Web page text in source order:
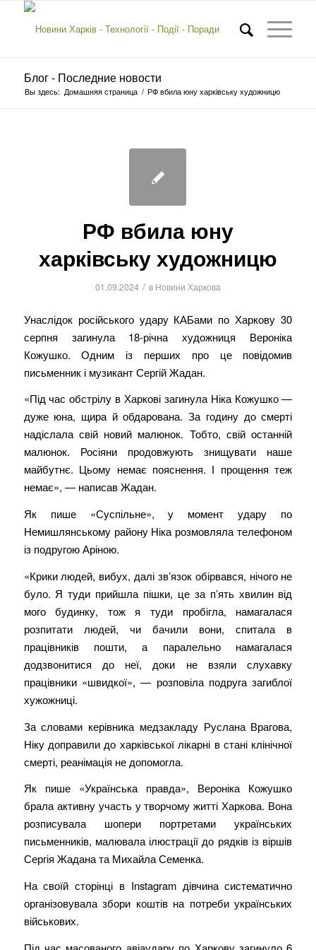
Блог - Последние новости
Вы здесь: Домашняя страница / РФ вбила юну харківську художницю
РФ вбила юну
харківську художницю
01.09.2024 / в Новини Харкова
Унаслідок російського удару КАБами по Харкову 30
серпня загинула 18-річна художниця Вероніка
Кожушко. Одним із перших про це повідомив
письменник і музикант Сергій Жадан.
«Під час обстрілу в Харкові загинула Ніка Кожушко —
дуже юна, щира й обдарована. За годину до смерті
надіслала свій новий малюнок. Тобто, свій останній
малюнок. Росіяни продовжують знищувати наше
майбутнє. Цьому немає пояснення. І прощення теж
немає», — написав Жадан.
Як пише «Суспільне», у момент удару по
Немишлянському району Ніка розмовляла телефоном
із подругою Аріною.
«Крики людей, вибух, далі зв’язок обірвався, нічого не
було. Я туди прийшла пішки, це за п’ять хвилин від
мого будинку, тож я туди пробігла, намагалася
розпитати людей, чи бачили вони, спитала в
працівників пошти, а паралельно намагалася
додзвонитися до неї, доки не взяли слухавку
працівники «швидкої», — розповіла подруга загиблої
хужожниці.
За словами керівника медзакладу Руслана Врагова,
Ніку доправили до харківської лікарні в стані клінічної
смерті, реанімація не допомогла.
Як пише «Українська правда», Вероніка Кожушко
брала активну участь у творчому житті Харкова. Вона
розписувала шопери портретами українських
письменників, малювала ілюстрації до рядків із віршів
Сергія Жадана та Михайла Семенка.
На своїй сторінці в Instagram дівчина систематично
організовувала збори коштів на потреби українських
військових.